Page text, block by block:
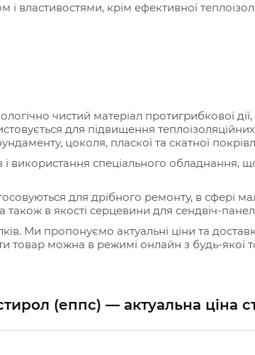
і властивостями, крім ефективної
чистий матеріал протигрибкової
для підвищення
цоколя, пласкої та скатної
і використання спеціального
для дрібного ремонту, в сфері
також в якості серцевини для сендвіч-
Ми пропонуємо актуальні ціни та
товар можна в режимі онлайн з будь-якої
(еппс) — актуальна ціна